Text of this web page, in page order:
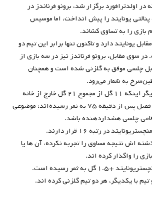
اولدترافورد برگزار شد، برونو فرناندز در
نقطه پنالتی یونایتد را پیش انداخت، اما موسیس
بازی را به تساوی کشاند.
یونایتد دارد و تاکنون تنها برابر این تیم دو
سوی مقابل، برونو فرناندز نیز در سه بازی از
چلسی موفق به گلزنی شده است و همچنان
به شمار می‌رود.
یک نکته آماری جالب دیگر اینکه ۱۱ گل از مجموع ۲۱ گل خارج از خانه
منچستریونایتد در این فصل پس از دقیقه ۷۵ به ثمر رسیده‌اند؛ موضوعی
چلسی هشداردهنده باشد.
۷ بازی گذشته اش نتیجه مساوی را تجربه نکرده، آن ها یا
را واگذار کرده اند.